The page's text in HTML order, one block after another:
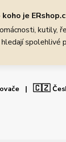
koho je
kutily,
spolehlivé
| 🇨🇿